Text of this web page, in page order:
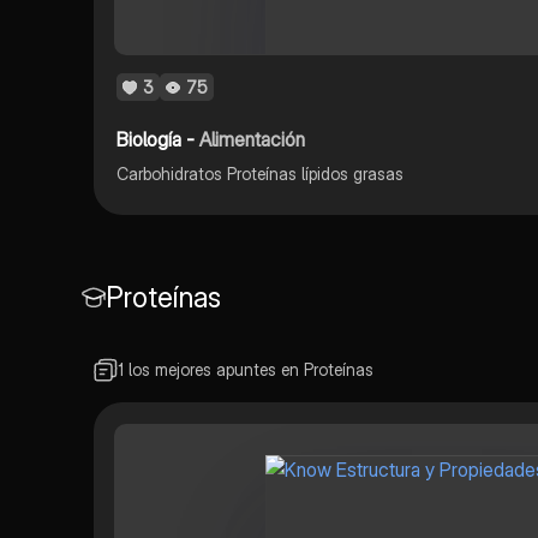
3 75
Biología -Alimentación
Carbohidratos Proteínas lípidos grasas
Proteínas
1 los mejores apuntes en Proteínas